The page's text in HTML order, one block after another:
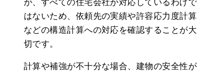
が、すべての住宅会社が対応しているわけで
はないため、依頼先の実績や許容応力度計算
などの構造計算への対応を確認することが大
切です。
計算や補強が不十分な場合、建物の安全性が